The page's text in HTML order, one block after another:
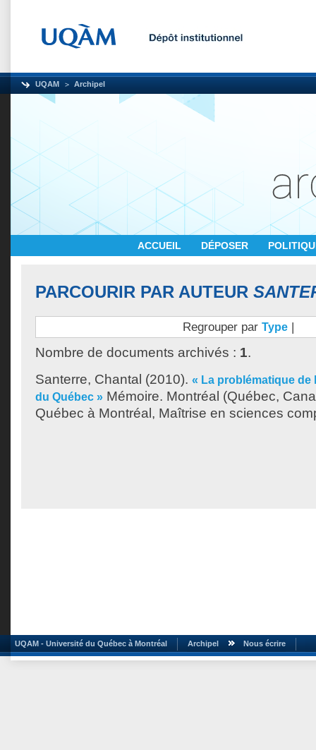
UQAM Archipel
ACCUEIL DÉPOSER
PARCOURIR PAR AUTEUR
Regrouper par Type |
Nombre de documents archivés : 1.
Santerre, Chantal (2010). « La problématique de
du Québec » Mémoire. Montréal (Québec,
Québec à Montréal, Maîtrise en sciences
UQAM - Université du Québec à Montréal Archipel Nous écrire